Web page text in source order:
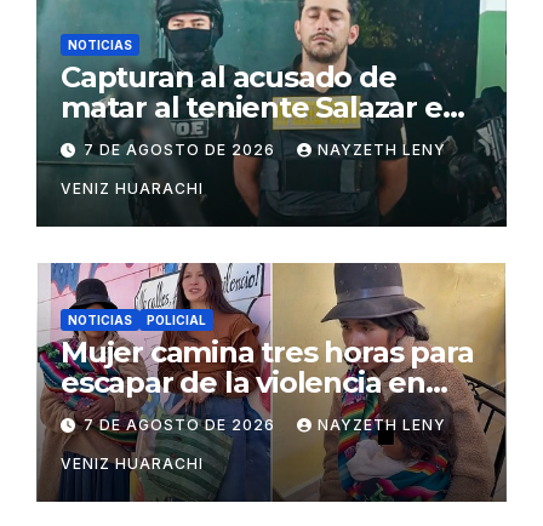
NOTICIAS
Capturan al acusado de
matar al teniente Salazar en
San Matías
7 DE AGOSTO DE 2026 NAYZETH LENY
VENIZ HUARACHI
NOTICIAS POLICIAL
Mujer camina tres horas para
escapar de la violencia en
Potosí
7 DE AGOSTO DE 2026 NAYZETH LENY
VENIZ HUARACHI